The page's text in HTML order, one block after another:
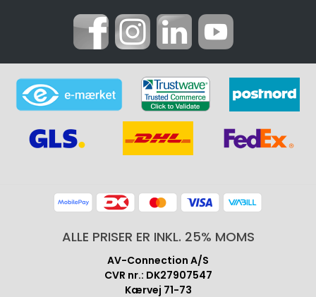
ALLE PRISER ER INKL. 25% MOMS
AV-Connection A/S
CVR nr.: DK27907547
Kærvej 71-73